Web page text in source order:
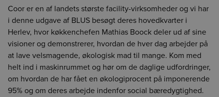
Coor er en af landets største facility-virksomheder og vi har
i denne udgave af BLUS besøgt deres hovedkvarter i
Herlev, hvor køkkenchefen Mathias Boock deler ud af sine
visioner og demonstrerer, hvordan de hver dag arbejder på
at lave velsmagende, økologisk mad til mange. Kom med
helt ind i maskinrummet og hør om de daglige udfordringer,
om hvordan de har fået en økologiprocent på imponerende
95% og om deres arbejde indenfor social bæredygtighed.